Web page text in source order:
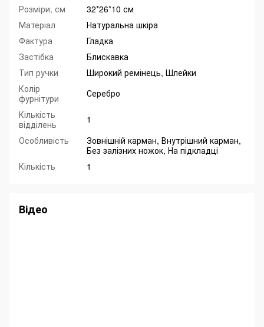
Розміри, см
32*26*10 см
Матеріал
Натуральна шкіра
Фактура
Гладка
Застібка
Блискавка
Тип ручки
Широкий ремінець, Шлейки
Колір
фурнітури
Серебро
Кількість
відділень
1
Особливість
Зовнішній карман, Внутрішний карман,
Без залізних ножок, На підкладці
Кількість
1
Відео